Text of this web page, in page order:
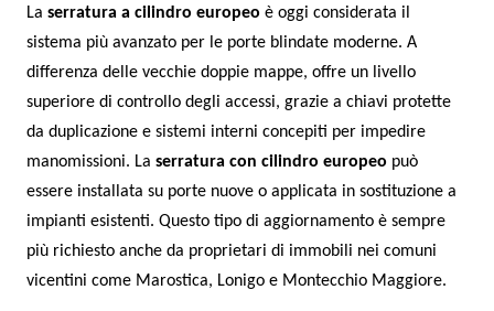
Laserratura a cilindro europeo è oggi considerata il
sistema più avanzato per le porte blindate moderne. A
differenza delle vecchie doppie mappe, offre un livello
superiore di controllo degli accessi, grazie a chiavi protette
da duplicazione e sistemi interni concepiti per impedire
manomissioni. Laserratura con cilindro europeo può
essere installata su porte nuove o applicata in sostituzione a
impianti esistenti. Questo tipo di aggiornamento è sempre
più richiesto anche da proprietari di immobili nei comuni
vicentini come Marostica, Lonigo e Montecchio Maggiore.